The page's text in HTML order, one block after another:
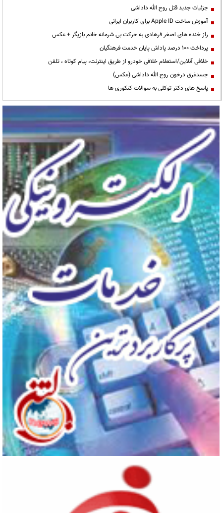
جزئیات جدید قتل روح الله داداشی
آموزش ساخت Apple ID برای کاربران ایرانی
راز خنده های اصغر فرهادی به حرکت بی شرمانه خانم بازیگر + عکس
پرداخت ۱۰۰ درصد پاداش پایان خدمت فرهنگیان
خلافی آنلاین/استعلام خلافی خودرو از طریق اینترنت، پیام کوتاه ، تلفن
جسدغرق درخون روح الله داداشی (عکس)
پاسخ های دکتر توکلی به سوالات کنکوری ها